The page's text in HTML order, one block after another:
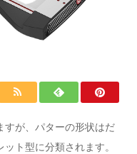
すが、パターの形状はだ
ト型に分類されます。